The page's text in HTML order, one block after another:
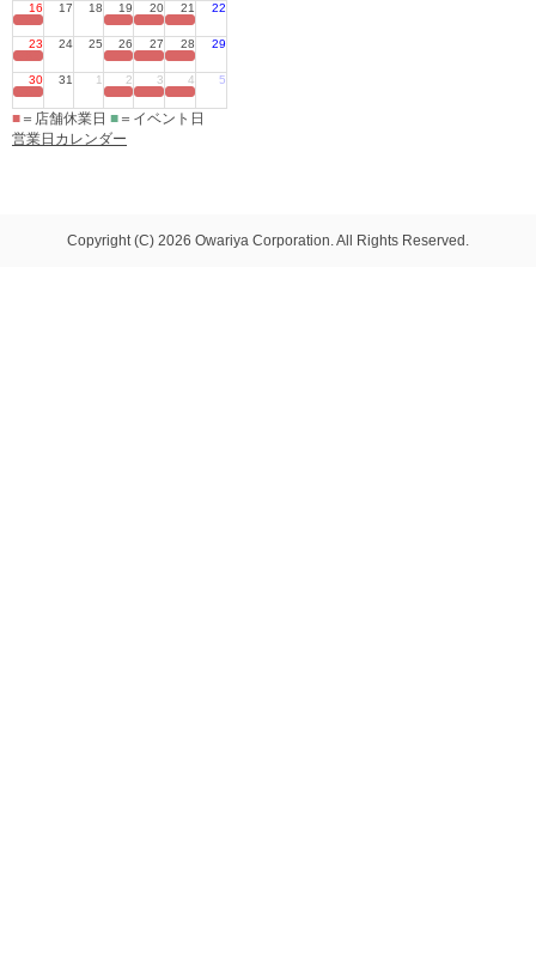
16 17 18 19 20 21 22
23 24 25 26 27 28 29
30 31 1 2 3 4 5
■ ＝店舗休業日 ■ ＝イベント日
営業日カレンダー
Copyright (C) 2026 Owariya Corporation. All Rights Reserved.